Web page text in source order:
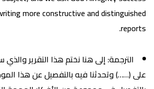
more constructive and distinguished
reports.
الترجمة: إلى هنا نختم هذا التقرير
على (……) وتحدثنا فيه بالتفصيل عن هذا